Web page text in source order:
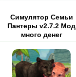
Cимулятор Семьи
Пантеры v2.7.2 Мод
много денег